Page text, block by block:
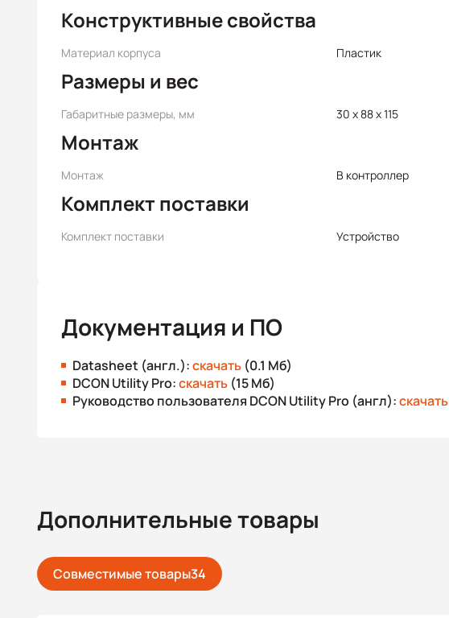
Конструктивные свойства
Материал корпуса Пластик
Размеры и вес
Габаритные размеры, мм 30 x 88 x 115
Монтаж
Монтаж В контроллер
Комплект поставки
Комплект поставки Устройство
Документация и ПО
Datasheet (англ.):скачать (0.1 Мб)
DCON Utility Pro:скачать (15 Мб)
Руководство пользователя DCON Utility Pro (англ):скачать
Дополнительные товары
Совместимые товары34